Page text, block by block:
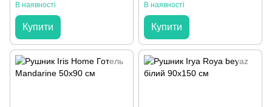
В наявності
Купити
В наявності
Купити